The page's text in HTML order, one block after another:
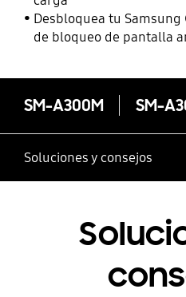
Desbloquea tu
de bloqueo de pantalla
SM-A300M SM-
Soluciones y consejos